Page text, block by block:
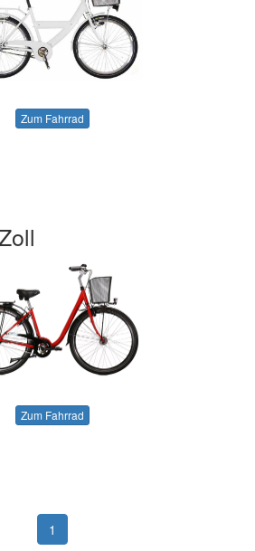
Zum Fahrrad
Zum Fahrrad
1